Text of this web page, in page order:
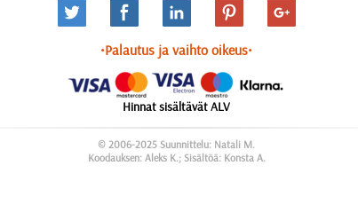
•Palautus ja vaihto oikeus•
Hinnat sisältävät ALV
© 2006-2025 Suunnittelu: Natali M.
Koodauksen: Aleks K.; Sisältöä: Konsta A.